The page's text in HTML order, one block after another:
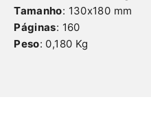
Tamanho: 130x180 mm
Páginas: 160
Peso: 0,180 Kg